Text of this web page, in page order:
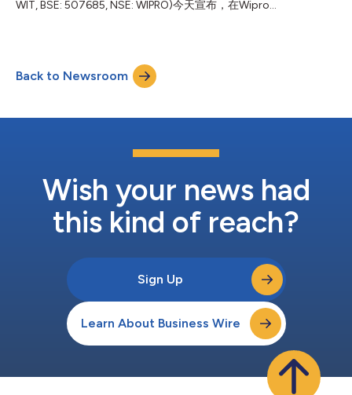
業工程研究與開發 (ER&D) 服務給來自軟體及網際網路、半導體、
WIT, BSE: 507685, NSE: WIPRO)今天宣布，在Wipro
根據美國零售基金會(National Retail Foundation)的資料，80%的
購物仍然發生在實體店內，這為品牌和零售商提供了與消費者建立
連結的關鍵接觸點。體認到這一潛力後，Wipro VisionEDGE+為零
的數位策略如虎添翼。 該產品允許零售商： 強化客戶體驗，透過
提供程式化廣告，並透過數位終端實現輔助銷售。 集中控制和操
作，促進跨多平台的順暢內容追蹤，同時實現可擴展性。 建立全
Back to Newsroom
Wish your news had
this kind of reach?
Sign Up
Learn About Business Wire